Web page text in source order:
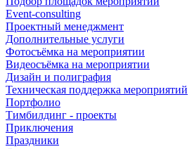
Event-consulting
Проектный менеджмент
Дополнительные услуги
Фотосъёмка на мероприятии
Видеосъёмка на мероприятии
Дизайн и полиграфия
Техническая поддержка мероприятий
Портфолио
Тимбилдинг - проекты
Приключения
Праздники